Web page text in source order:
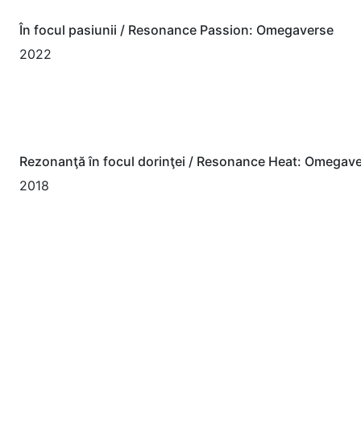
În focul pasiunii / Resonance Passion: Omegaverse
2022
Rezonanţă în focul dorinţei / Resonance Heat:
2018